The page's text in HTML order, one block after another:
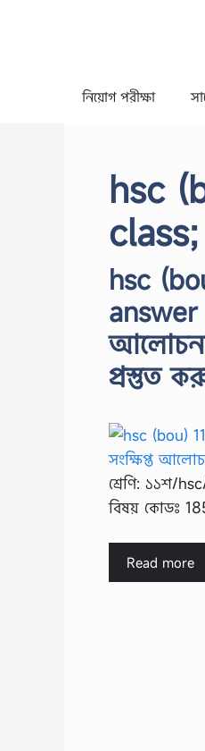
নিয়োগ পরীক্ষা
hsc
hsc
answer
প্রস্তুত
শ্রেণি: ১১শ/
বিষয় কোডঃ
Read more